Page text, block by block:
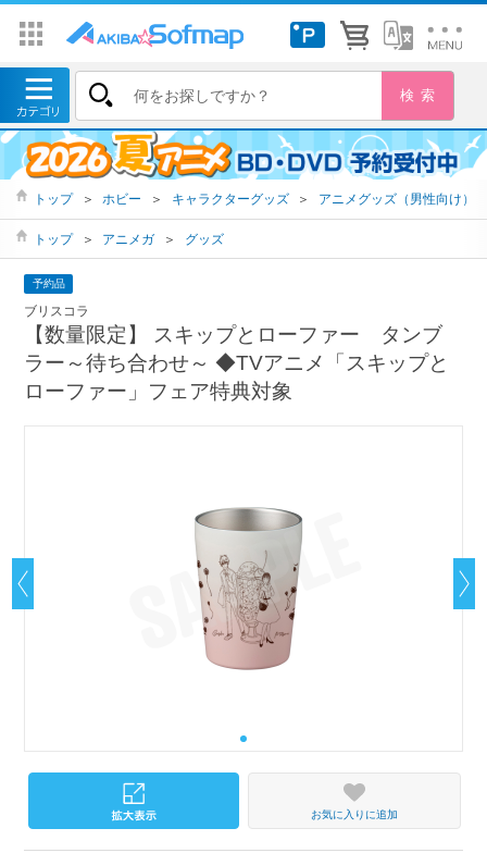
トップ ＞ ホビー ＞ キャラクターグッズ ＞ アニメグッズ（男性向け）
トップ ＞ アニメガ ＞ グッズ
予約品
ブリスコラ
【数量限定】 スキップとローファー タンブ
ラー～待ち合わせ～ ◆TVアニメ「スキップと
ローファー」フェア特典対象
お気に入りに追加